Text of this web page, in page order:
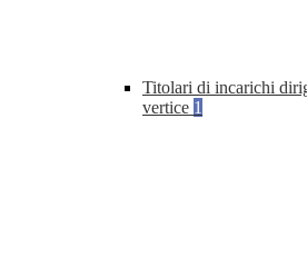
Titolari di incarichi
vertice 1